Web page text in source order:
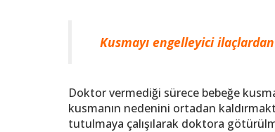
Kusmayı engelleyici
Doktor vermediği sürece bebeğe
kusmanın nedenini ortadan
tutulmaya çalışılarak doktora